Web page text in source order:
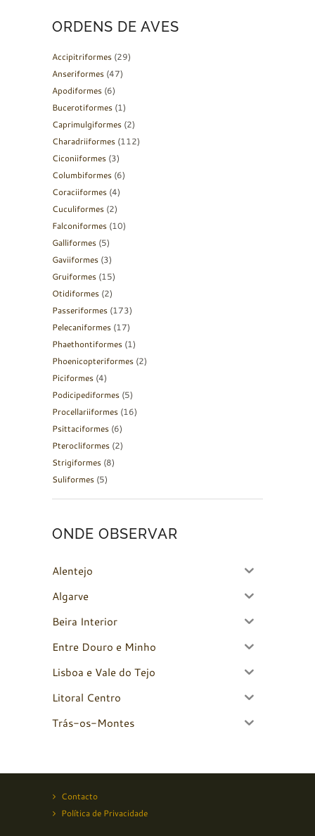
ORDENS DE AVES
Accipitriformes (29)
Anseriformes (47)
Apodiformes (6)
Bucerotiformes (1)
Caprimulgiformes (2)
Charadriiformes (112)
Ciconiiformes (3)
Columbiformes (6)
Coraciiformes (4)
Cuculiformes (2)
Falconiformes (10)
Galliformes (5)
Gaviiformes (3)
Gruiformes (15)
Otidiformes (2)
Passeriformes (173)
Pelecaniformes (17)
Phaethontiformes (1)
Phoenicopteriformes (2)
Piciformes (4)
Podicipediformes (5)
Procellariiformes (16)
Psittaciformes (6)
Pterocliformes (2)
Strigiformes (8)
Suliformes (5)
ONDE OBSERVAR
Alentejo
Algarve
Beira Interior
Entre Douro e Minho
Lisboa e Vale do Tejo
Litoral Centro
Trás-os-Montes
Contacto
Política de Privacidade